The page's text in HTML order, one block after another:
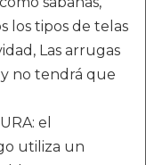
los tipos de telas
Las arrugas
no tendrá que
el
utiliza un